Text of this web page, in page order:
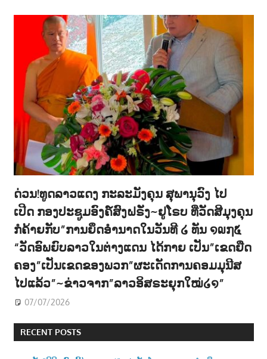
ດ່ວນ!ທູດລາວແດງ ກະລະມັງຄຸນ ສຸພານຸວົງ ໄປ
ເປີດ ກອງປະຊູມອົງຄ໌ສົງຝຣັ່ງ~ຢູໂຣບ ທີ່ວັດສີມຸງຄຸນ
ກໍຄ້າຍກັບ”ການຍຶດອຳນາດໃນວັນທີ ໒ ທັນ ໑໙໗໕
“ວັດອົພຍົບລາວໃນຕ່າງແດນ ໄດ້ກາຍ ເປັນ”ເຂດຍືດ
ຄອງ”ເປັນເຂດຂອງພວກ”ຜະເດັດການຄອມມຸນີສ
ໄປແລ້ວ”~ຂ່າວຈາກ”ລາວອິສຣະຍຸກໃໝ່໒໑”
07/07/2026
RECENT POSTS